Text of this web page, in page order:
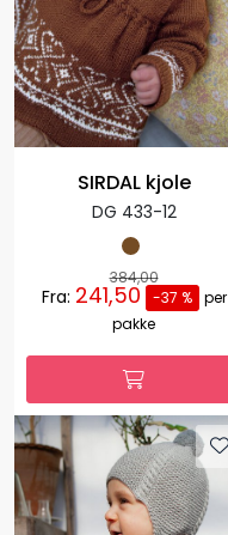
SIRDAL kjole
DG 433-12
384,00
Fra: 241,50 -37 %
per
pakke